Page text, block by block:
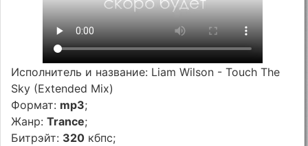
Исполнитель и название: Liam Wilson - Touch The
Sky (Extended Mix)
Формат: mp3;
Жанр:Trance;
Битрэйт: 320 кбпс;